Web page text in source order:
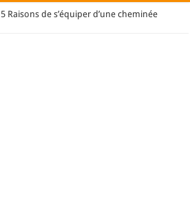
5 Raisons de s’équiper d’une cheminée